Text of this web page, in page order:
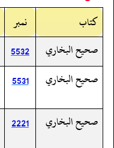
کتاب
نمبر
صحيح البخاري
5532
صحيح البخاري
5531
صحيح البخاري
2221